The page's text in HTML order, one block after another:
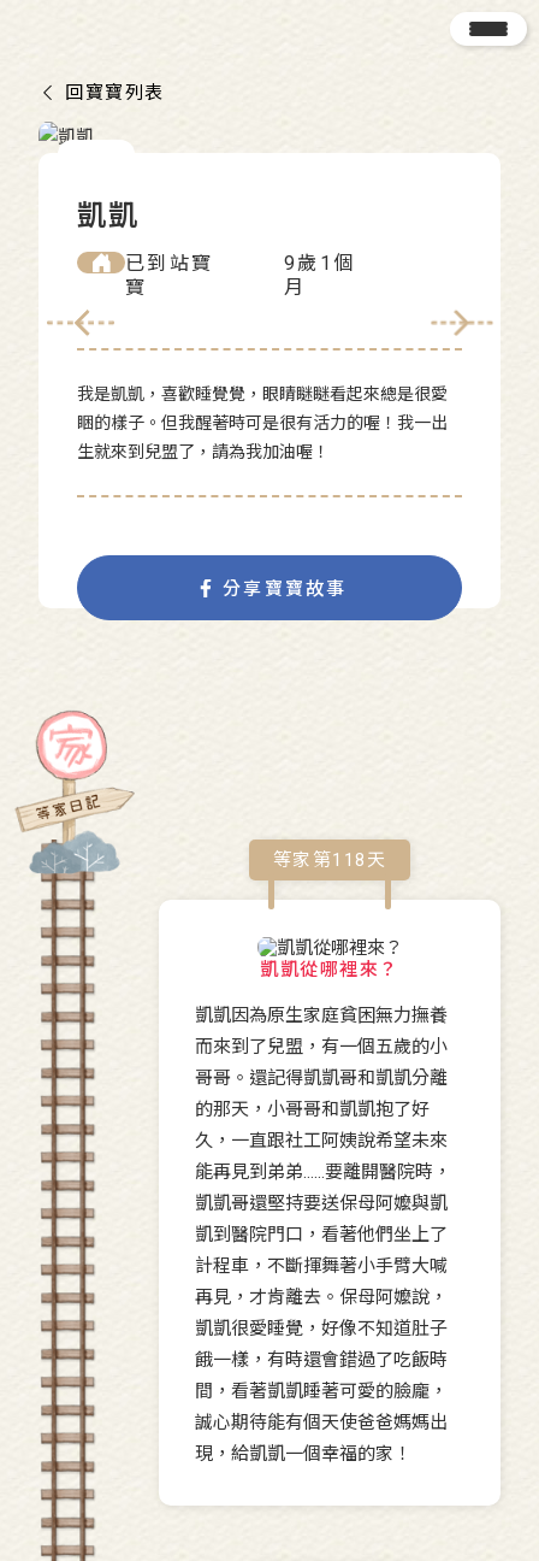
回寶寶列表
凱凱
已到站寶
寶
9歲1個
月
我是凱凱，喜歡睡覺覺，眼睛瞇瞇看起來總是很愛
睏的樣子。但我醒著時可是很有活力的喔！我一出
生就來到兒盟了，請為我加油喔！
分享寶寶故事
等家第118 天
凱凱從哪裡來？
凱凱因為原生家庭貧困無力撫養
而來到了兒盟，有一個五歲的小
哥哥。還記得凱凱哥和凱凱分離
的那天，小哥哥和凱凱抱了好
久，一直跟社工阿姨說希望未來
能再見到弟弟……要離開醫院時，
凱凱哥還堅持要送保母阿嬤與凱
凱到醫院門口，看著他們坐上了
計程車，不斷揮舞著小手臂大喊
再見，才肯離去。保母阿嬤說，
凱凱很愛睡覺，好像不知道肚子
餓一樣，有時還會錯過了吃飯時
間，看著凱凱睡著可愛的臉龐，
誠心期待能有個天使爸爸媽媽出
現，給凱凱一個幸福的家！